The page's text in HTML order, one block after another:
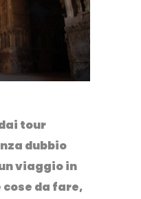
tour
dubbio
viaggio in
cose da fare,